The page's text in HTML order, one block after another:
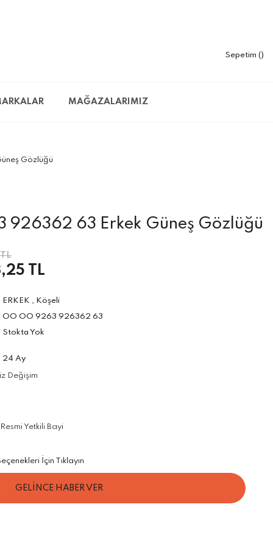
Sepetim
MAĞAZALARIMIZ
Gözlüğü
926362 63 Erkek Güneş Gözlüğü
TL
ERKEK , Köşeli
OO OO 9263 926362 63
Stokta Yok
24 Ay
Değişim
Yetkili Bayi
İçin Tıklayın
GELİNCE HABER VER